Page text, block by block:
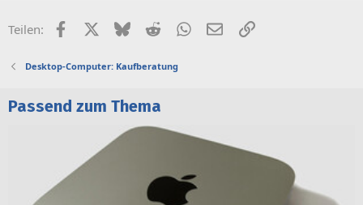
Teilen: FacebookX (Twitter)
BlueskyRedditWhatsApp
E-MailLink
Desktop-Computer: Kaufberatung
Passend zum Thema